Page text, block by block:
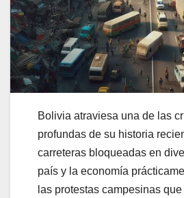
Bolivia atraviesa una de las
profundas de su historia
carreteras bloqueadas en
país y la economía
las protestas campesinas